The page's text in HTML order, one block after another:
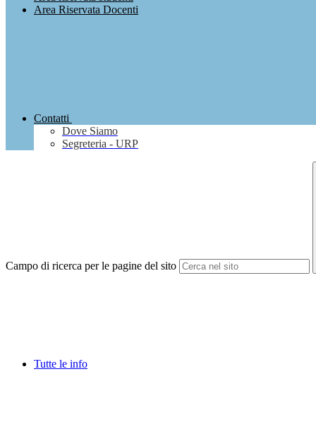
Area Riservata Docenti
Contatti
Dove Siamo
Segreteria - URP
Campo di ricerca per le pagine del sito
Tutte le info